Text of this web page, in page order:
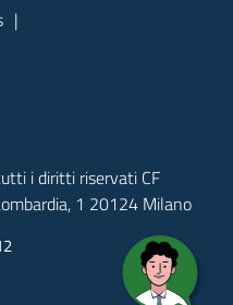
i diritti riservati CF
1 20124 Milano